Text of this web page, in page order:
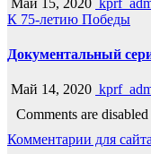
К 75-летию Победы
Документальный
Май 14, 2020
Comments are disabled
Комментарии для сайта